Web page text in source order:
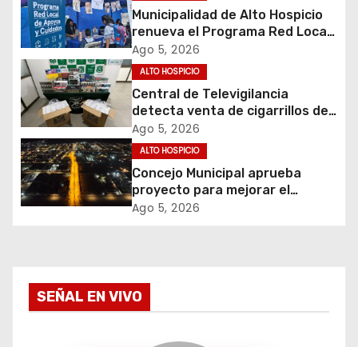
i
ó
n
d
e
e
r
a
Municipalidad de Alto Hospicio
renueva el Programa Red Local
de Apoyos y Cuidados
Ago 5, 2026
ALTO HOSPICIO
Central de Televigilancia
detecta venta de cigarrillos de
contrabando y permite
incautación de más de 3 mil
cajetillas
Ago 5, 2026
ALTO HOSPICIO
Concejo Municipal aprueba
proyecto para mejorar el
alumbrado público del sector El
Ago 5, 2026
SEÑAL EN VIVO